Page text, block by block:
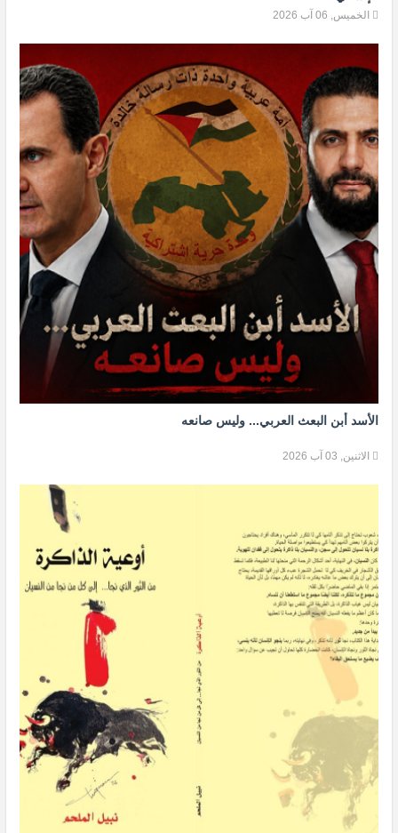
الخميس, 06 آب 2026
الأسد أبن البعث العربي... وليس صانعه
الاثنين, 03 آب 2026